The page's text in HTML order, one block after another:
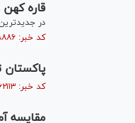
قاره
در
کد خبر: ۴۸۱۸۸۸۶ تاریخ انتشار : ۱۴۰۳/۱۱/۱۸
پاکستان تولید
کد خبر: ۴۳۶۲۱۱۳ تاریخ انتشار : ۱۴۰۱/۰۴/۲۷
مقایسه